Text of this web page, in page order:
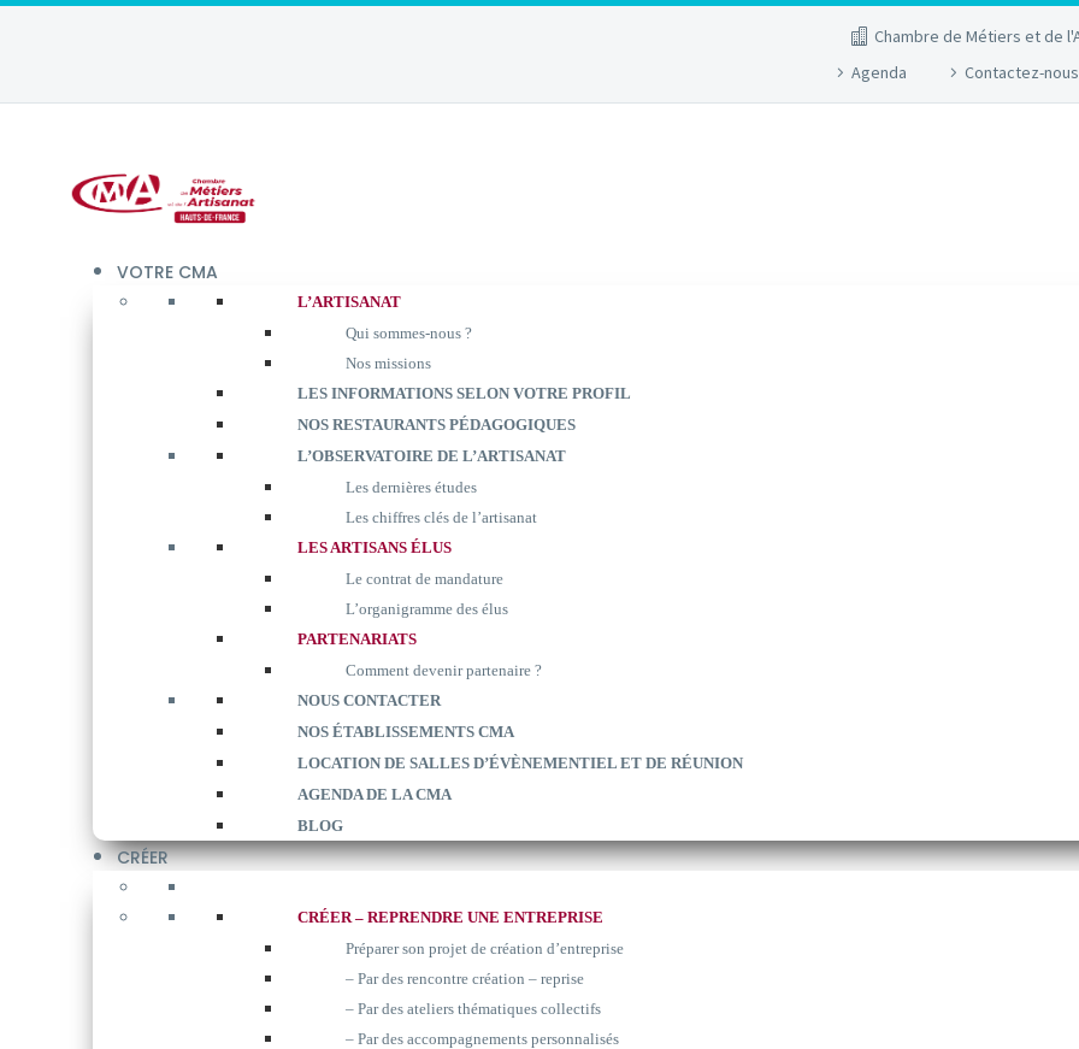
Chambre de Métiers et de
Agenda
Contactez-nous
VOTRE CMA
L’ARTISANAT
Qui sommes-nous ?
Nos missions
LES INFORMATIONS SELON VOTRE PROFIL
NOS RESTAURANTS PÉDAGOGIQUES
L’OBSERVATOIRE DE L’ARTISANAT
Les dernières études
Les chiffres clés de l’artisanat
LES ARTISANS ÉLUS
Le contrat de mandature
L’organigramme des élus
PARTENARIATS
Comment devenir partenaire ?
NOUS CONTACTER
NOS ÉTABLISSEMENTS CMA
LOCATION DE SALLES D’ÉVÈNEMENTIEL ET DE RÉUNION
AGENDA DE LA CMA
BLOG
CRÉER
CRÉER – REPRENDRE UNE ENTREPRISE
Préparer son projet de création d’entreprise
– Par des rencontre création – reprise
– Par des ateliers thématiques collectifs
– Par des accompagnements personnalisés